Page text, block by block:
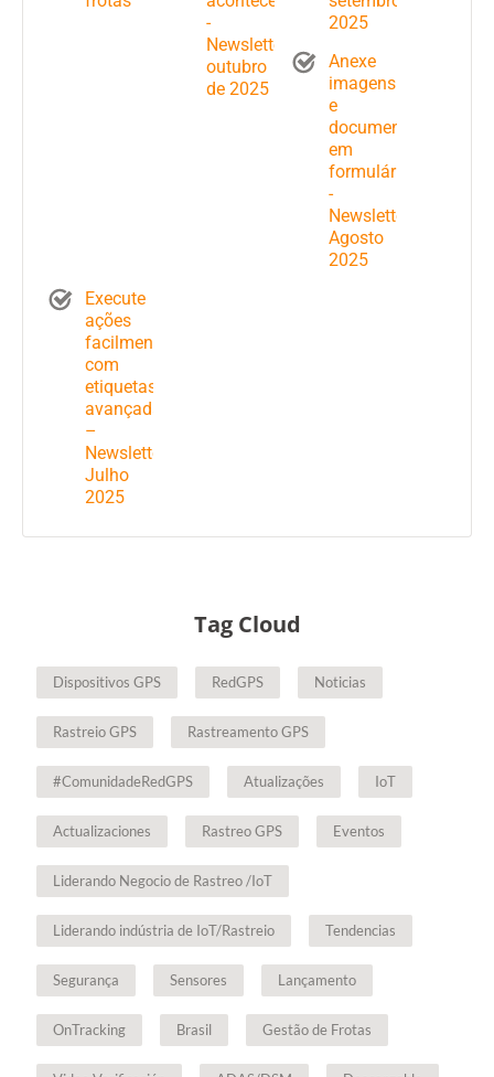
-
Newsletter
outubro
de 2025
2025
Anexe
imagens
e
documentos
em
formulários
-
Newsletter
Agosto
2025
Execute
ações
facilmente
com
etiquetas
avançadas
–
Newsletter
Julho
2025
Tag Cloud
Dispositivos GPS RedGPS Noticias
Rastreio GPS Rastreamento GPS
#ComunidadeRedGPS Atualizações IoT
Actualizaciones Rastreo GPS Eventos
Liderando Negocio de Rastreo /IoT
Liderando indústria de IoT/Rastreio Tendencias
Segurança Sensores Lançamento
OnTracking Brasil Gestão de Frotas